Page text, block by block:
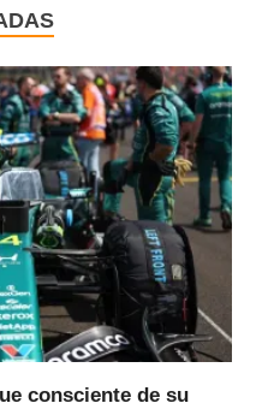
consciente de su